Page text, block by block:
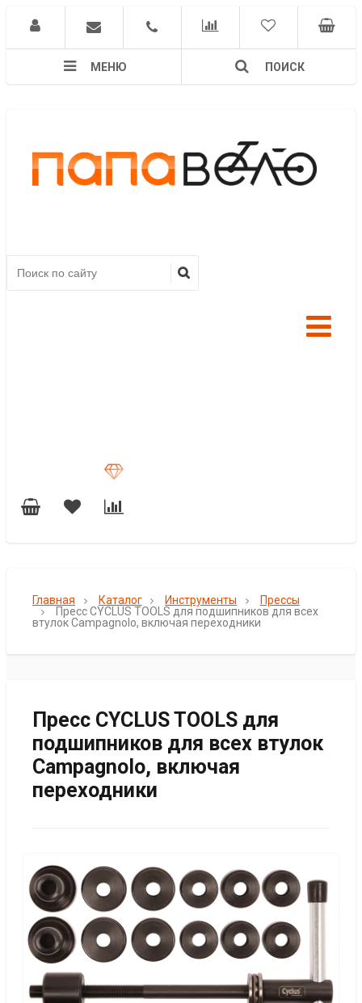
МЕНЮ ПОИСК
Главная Каталог Инструменты
Прессы
Пресс CYCLUS TOOLS для подшипников для всех
втулок Campagnolo, включая переходники
Пресс CYCLUS TOOLS для
подшипников для всех втулок
Campagnolo, включая
переходники